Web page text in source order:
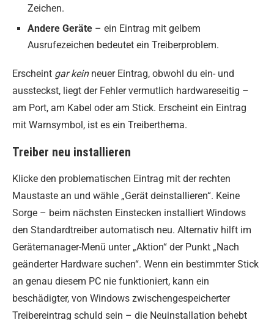
Zeichen.
Andere Geräte – ein Eintrag mit gelbem
Ausrufezeichen bedeutet ein Treiberproblem.
Erscheint gar keinneuer Eintrag, obwohl du ein- und
aussteckst, liegt der Fehler vermutlich hardwareseitig –
am Port, am Kabel oder am Stick. Erscheint ein Eintrag
mit Warnsymbol, ist es ein Treiberthema.
Treiber neu installieren
Klicke den problematischen Eintrag mit der rechten
Maustaste an und wähle „Gerät deinstallieren“. Keine
Sorge – beim nächsten Einstecken installiert Windows
den Standardtreiber automatisch neu. Alternativ hilft im
Gerätemanager-Menü unter „Aktion“ der Punkt „Nach
geänderter Hardware suchen“. Wenn ein bestimmter Stick
an genau diesem PC nie funktioniert, kann ein
beschädigter, von Windows zwischengespeicherter
Treibereintrag schuld sein – die Neuinstallation behebt